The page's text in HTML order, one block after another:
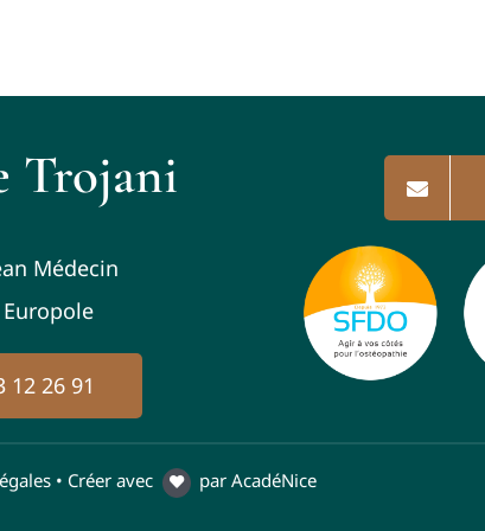
Trojani
Médecin
12 26 91
• Créer avec parAcadéNice